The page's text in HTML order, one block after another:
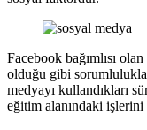
Facebook bağımlısı
olduğu gibi
medyayı kullandıkları
eğitim alanındaki